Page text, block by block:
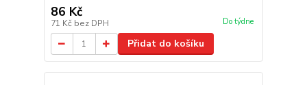
86 Kč
71 Kč bez DPH Do týdne
Přidat do košíku